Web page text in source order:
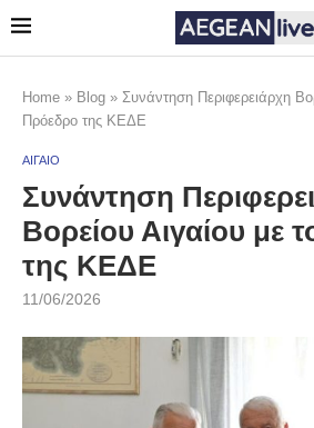
Home » Blog » Συνάντηση Περιφερειάρχη
Πρόεδρο της ΚΕΔΕ
ΑΙΓΑΙΟ
Συνάντηση
Βορείου Αιγαίου με
της ΚΕΔΕ
11/06/2026